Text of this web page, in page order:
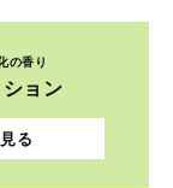
の香り
ョン
る